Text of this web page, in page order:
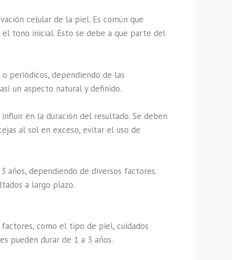
celular de la piel. Es común que
el tono inicial. Esto se debe a que parte del
periódicos, dependiendo de las
un aspecto natural y definido.
en la duración del resultado. Se deben
al sol en exceso, evitar el uso de
años, dependiendo de diversos factores.
a largo plazo.
como el tipo de piel, cuidados
pueden durar de 1 a 3 años.